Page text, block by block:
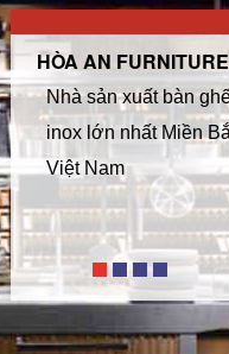
HÒA AN FURNITURE